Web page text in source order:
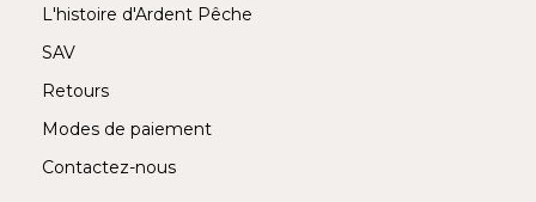
L'histoire d'Ardent Pêche
SAV
Retours
Modes de paiement
Contactez-nous